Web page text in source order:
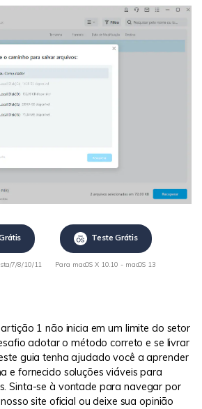
7/8/10/11
Teste Grátis
Para macOS X 10.10 - macOS 13
1 não inicia em um limite do setor
adotar o método correto e se livrar
guia tenha ajudado você a aprender
e fornecido soluções viáveis ​​para
Sinta-se à vontade para navegar por
site oficial ou deixe sua opinião